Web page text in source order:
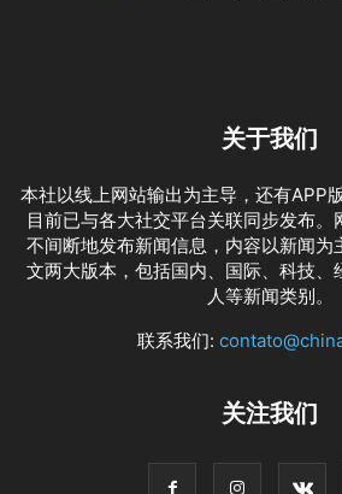
关于我们
本社以线上网站输出为主导，还有APP
目前已与各大社交平台关联同步发布。
不间断地发布新闻信息，内容以新闻为
文两大版本，包括国内、国际、科技、
人等新闻类别。
联系我们:
关注我们